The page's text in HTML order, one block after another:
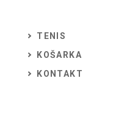
TENIS
KOŠARKA
KONTAKT